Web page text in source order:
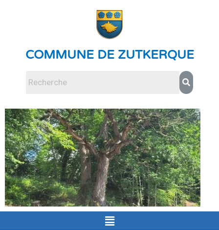
COMMUNE DE ZUTKERQUE